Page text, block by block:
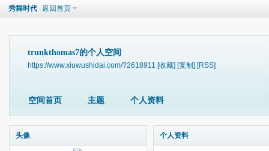
秀舞时代 返回首页
trunkthomas7的个人空间
https://www.xiuwushidai.com/?2618911 [收藏] [复制] [RSS]
空间首页 主题 个人资料
头像 个人资料